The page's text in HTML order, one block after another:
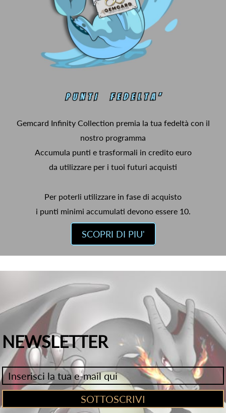
Gemcard Infinity Collection premia la tua fedeltà con il
nostro programma
Accumula punti e trasformali in credito euro
da utilizzare per i tuoi futuri acquisti
Per poterli utilizzare in fase di acquisto
i punti minimi accumulati devono essere 10.
SCOPRI DI PIU'
NEWSLETTER